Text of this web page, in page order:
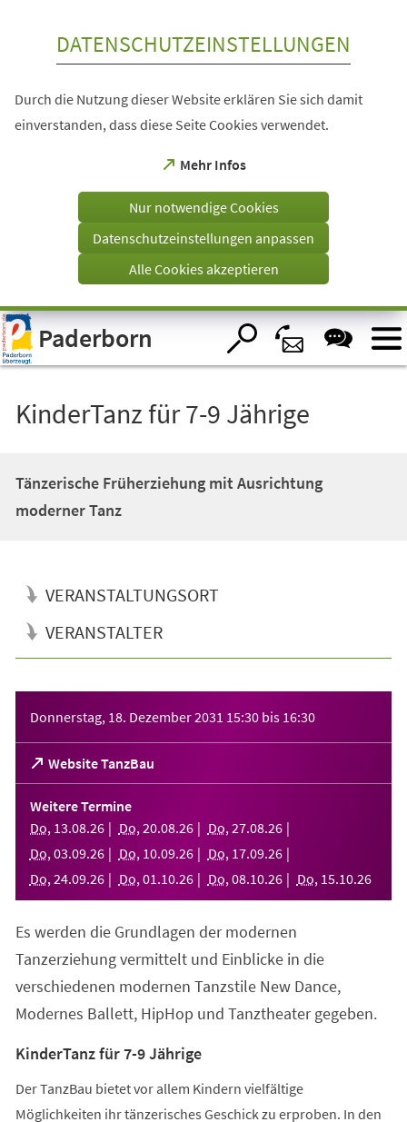
Visuelle
Assistenzsoftware
öffnen.
DATENSCHUTZEINSTELLUNGEN
Durch die Nutzung dieser Website erklären Sie sich damit
einverstanden, dass diese Seite Cookies verwendet.
Mehr Infos
(Öffnet
einem
Tab)
Nur notwendige Cookies
Datenschutzeinstellungen anpassen
Alle Cookies akzeptieren
Paderborn
KinderTanz für 7-9 Jährige
Tänzerische Früherziehung mit Ausrichtung
moderner Tanz
VERANSTALTUNGSORT
VERANSTALTER
Donnerstag, 18. Dezember 2031 15:30 bis 16:30
Website TanzBau
(Öffnet
in
einem
neuen
Tab)
Weitere Termine
Do, 13.08.26 Do, 20.08.26 Do, 27.08.26
Do, 03.09.26 Do, 10.09.26 Do, 17.09.26
Do, 24.09.26 Do, 01 .10.26 Do, 08.10.26 Do, 15.10.26
Es werden die Grundlagen der modernen
Tanzerziehung vermittelt und Einblicke in die
verschiedenen modernen Tanzstile New Dance,
Modernes Ballett, HipHop und Tanztheater gegeben.
KinderTanz für 7-9 Jährige
Der TanzBau bietet vor allem Kindern vielfältige
Möglichkeiten ihr tänzerisches Geschick zu erproben. In den